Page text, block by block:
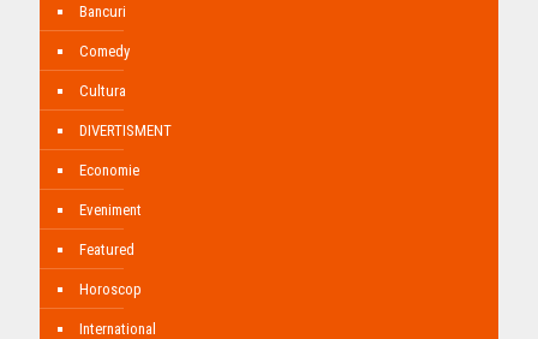
Bancuri
Comedy
Cultura
DIVERTISMENT
Economie
Eveniment
Featured
Horoscop
International